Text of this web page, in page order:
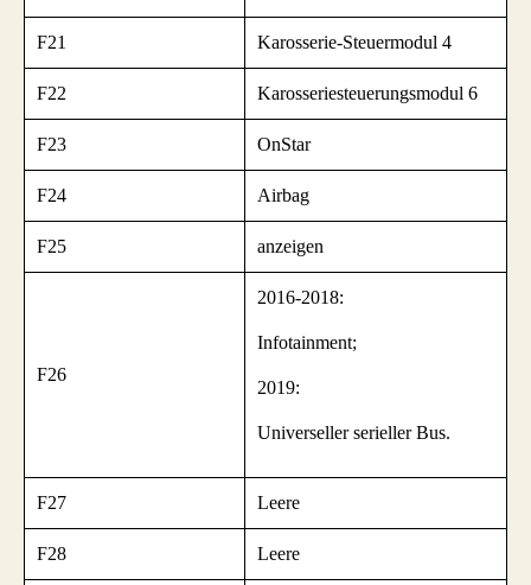
F21 Karosserie-Steuermodul 4
F22 Karosseriesteuerungsmodul 6
F23 OnStar
F24 Airbag
F25 anzeigen
F26
2016-2018:
Infotainment;
2019:
Universeller serieller Bus.
F27 Leere
F28 Leere